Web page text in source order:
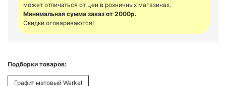
может отличаться от цен в розничных магазинах.
Минимальная сумма заказ от 2000р.
Скидки оговариваются!
Подборки товаров:
Графит матовый Werkel